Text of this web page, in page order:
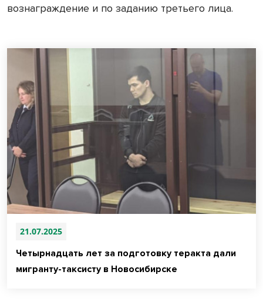
вознаграждение и по заданию третьего лица.
21.07.2025
Четырнадцать лет за подготовку теракта дали
мигранту-таксисту в Новосибирске